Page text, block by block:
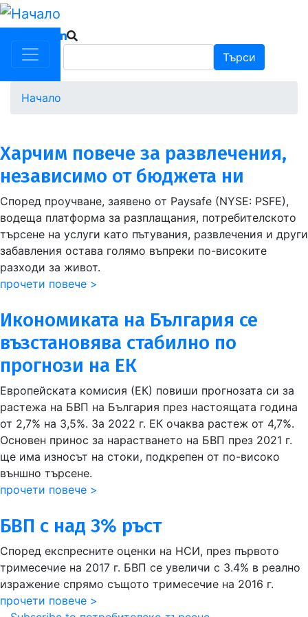
Премини
към
основното
съдържание
Търси
Начало
Харчим повече за развлечения,
независимо от бюджета ни
Според проучване, заявено от Paysafe (NYSE: PSFE),
водеща платформа за разплащания, потребителското
търсене на услуги като пътувания, развлечения и други
забавления остава голямо въпреки по-високите
разходи за живот.
прочети повече >
Икономиката на България се
възстановява стабилно по
прогнози на ЕК
Европейската комисия (ЕК) повиши прогнозата си за
растежа на БВП на България през настоящата година
от 2,7% на 3,5%. За 2022 г. ЕК очаква растеж от 4,7%.
Основен принос за нарастването на БВП през 2021 г.
ще има износът на стоки, подкрепен от по-високо
външно търсене.
прочети повече >
БВП с над 3% ръст
Според експресните оценки на НСИ, през първото
тримесечие на 2017 г. БВП се увеличи с 3.4% в реално
изражение спрямо същото тримесечие на 2016 г.
прочети повече >